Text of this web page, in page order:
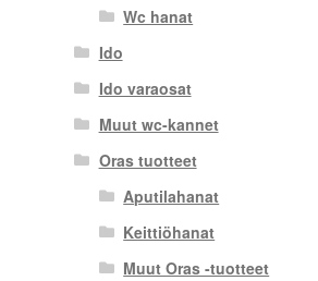
Wc hanat
Ido
Ido varaosat
Muut wc-kannet
Oras tuotteet
Aputilahanat
Keittiöhanat
Muut Oras -tuotteet